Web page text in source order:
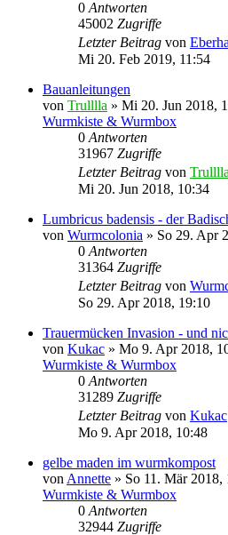
0 Antworten
45002 Zugriffe
Letzter Beitrag von
Mi 20. Feb 2019, 11:54
Bauanleitungen
von Trulllla » Mi 20. Jun 2018,
Wurmkiste & Wurmbox
0 Antworten
31967 Zugriffe
Letzter Beitrag von Trulllla
Mi 20. Jun 2018, 10:34
Lumbricus badensis - der
von Wurmcolonia » So 29. Apr
0 Antworten
31364 Zugriffe
Letzter Beitrag von
So 29. Apr 2018, 19:10
Trauermücken Invasion - und
von Kukac » Mo 9. Apr 2018,
Wurmkiste & Wurmbox
0 Antworten
31289 Zugriffe
Letzter Beitrag von Kukac
Mo 9. Apr 2018, 10:48
gelbe maden im wurmkompost
von Annette » So 11. Mär 2018,
Wurmkiste & Wurmbox
0 Antworten
32944 Zugriffe